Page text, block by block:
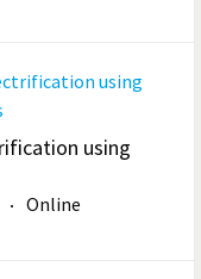
using
Online